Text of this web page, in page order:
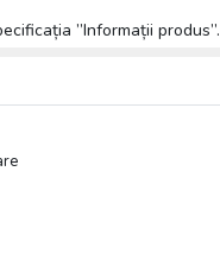
”Informații produs”.